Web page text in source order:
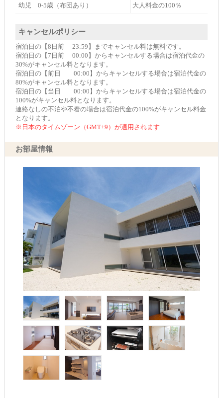
幼児 0-5歳（布団あり） 大人料金の100％
キャンセルポリシー
宿泊日の【8日前 23:59】までキャンセル料は無料です。
宿泊日の【7日前 00:00】からキャンセルする場合は宿泊代金の
30%がキャンセル料となります。
宿泊日の【前日 00:00】からキャンセルする場合は宿泊代金の
80%がキャンセル料となります。
宿泊日の【当日 00:00】からキャンセルする場合は宿泊代金の
100%がキャンセル料となります。
連絡なしの不泊や不着の場合は宿泊代金の100%がキャンセル料金
となります。
※日本のタイムゾーン（GMT+9）が適用されます
お部屋情報